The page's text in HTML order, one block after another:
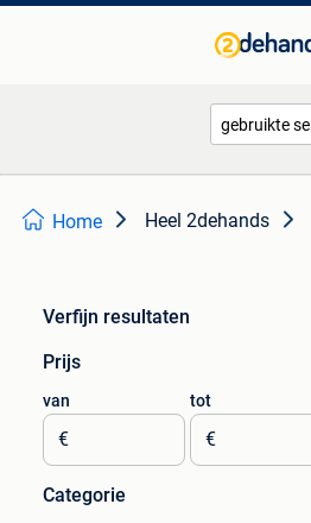
Home Heel 2dehands
Verfijn resultaten
Prijs
van
€
tot
€
Categorie